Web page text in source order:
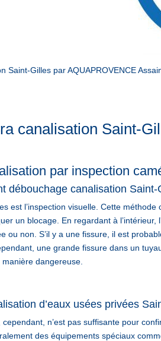
Saint-Gilles par AQUAPROVENCE
canalisation Saint-
par inspection
débouchage canalisation Saint-
est l’inspection visuelle. Cette
un blocage. En regardant à
ou non. S’il y a une fissure, il est
une grande fissure dans un
dangereuse.
d’eaux usées privées
n’est pas suffisante pour
des équipements spéciaux